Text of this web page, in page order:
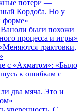
потери —
Кордоба. Но у
форме»
Ваноли были похожи
процесса и игры»
трактовки,
с «Ахматом»: «Было
к ошибкам с
два мяча. Это и
уверенность. С